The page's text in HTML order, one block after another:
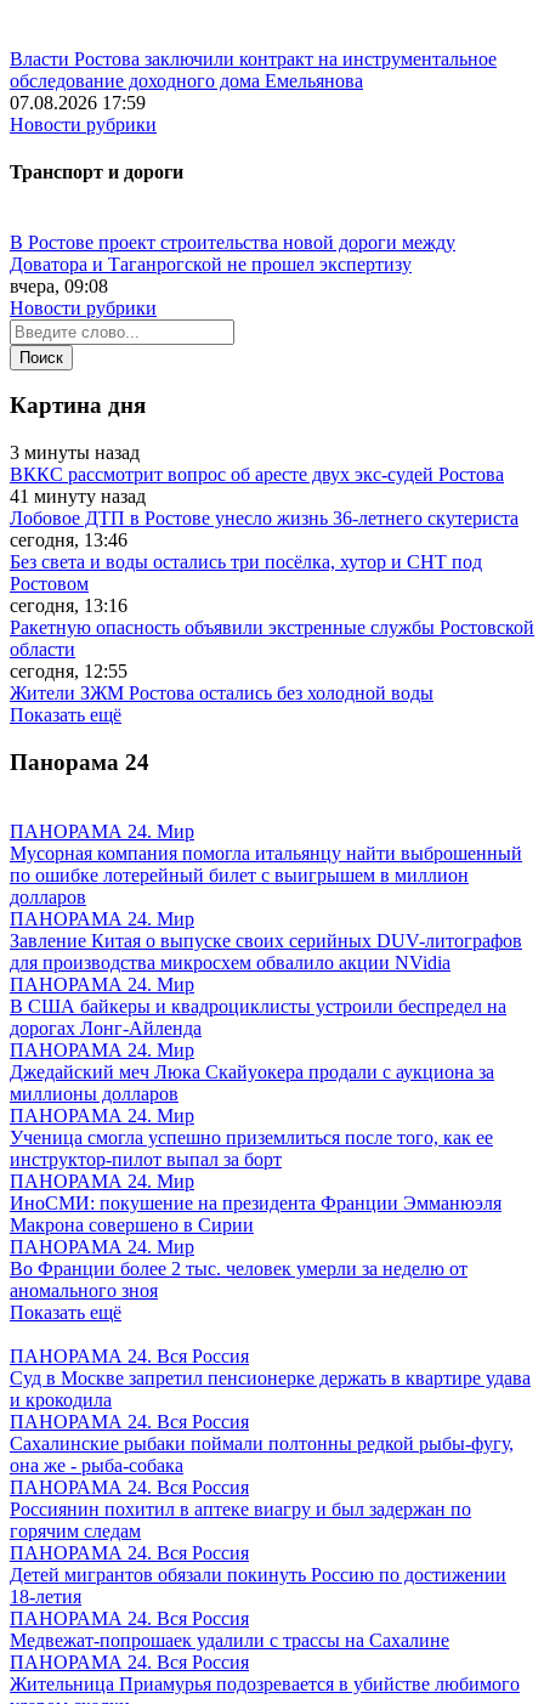
Власти Ростова заключили контракт на инструментальное
обследование доходного дома Емельянова
07.08.2026 17:59
Новости рубрики
Транспорт и дороги
В Ростове проект строительства новой дороги между
Доватора и Таганрогской не прошел экспертизу
вчера, 09:08
Новости рубрики
Картина дня
3 минуты назад
ВККС рассмотрит вопрос об аресте двух экс-судей Ростова
41 минуту назад
Лобовое ДТП в Ростове унесло жизнь 36-летнего скутериста
сегодня, 13:46
Без света и воды остались три посёлка, хутор и СНТ под
Ростовом
сегодня, 13:16
Ракетную опасность объявили экстренные службы Ростовской
области
сегодня, 12:55
Жители ЗЖМ Ростова остались без холодной воды
Показать ещё
Панорама 24
ПАНОРАМА 24. Мир
Мусорная компания помогла итальянцу найти выброшенный
по ошибке лотерейный билет с выигрышем в миллион
долларов
ПАНОРАМА 24. Мир
Завление Китая о выпуске своих серийных DUV-литографов
для производства микросхем обвалило акции NVidia
ПАНОРАМА 24. Мир
В США байкеры и квадроциклисты устроили беспредел на
дорогах Лонг-Айленда
ПАНОРАМА 24. Мир
Джедайский меч Люка Скайуокера продали с аукциона за
миллионы долларов
ПАНОРАМА 24. Мир
Ученица смогла успешно приземлиться после того, как ее
инструктор-пилот выпал за борт
ПАНОРАМА 24. Мир
ИноСМИ: покушение на президента Франции Эмманюэля
Макрона совершено в Сирии
ПАНОРАМА 24. Мир
Во Франции более 2 тыс. человек умерли за неделю от
аномального зноя
Показать ещё
ПАНОРАМА 24. Вся Россия
Суд в Москве запретил пенсионерке держать в квартире удава
и крокодила
ПАНОРАМА 24. Вся Россия
Сахалинские рыбаки поймали полтонны редкой рыбы-фугу,
она же - рыба-собака
ПАНОРАМА 24. Вся Россия
Россиянин похитил в аптеке виагру и был задержан по
горячим следам
ПАНОРАМА 24. Вся Россия
Детей мигрантов обязали покинуть Россию по достижении
18-летия
ПАНОРАМА 24. Вся Россия
Медвежат-попрошаек удалили с трассы на Сахалине
ПАНОРАМА 24. Вся Россия
Жительница Приамурья подозревается в убийстве любимого